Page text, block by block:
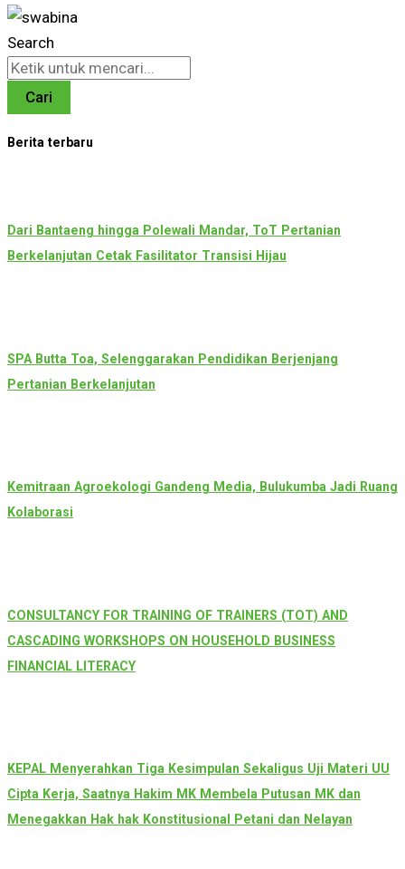
Search
Cari
Berita terbaru
Dari Bantaeng hingga Polewali Mandar, ToT Pertanian
Berkelanjutan Cetak Fasilitator Transisi Hijau
SPA Butta Toa, Selenggarakan Pendidikan Berjenjang
Pertanian Berkelanjutan
Kemitraan Agroekologi Gandeng Media, Bulukumba Jadi Ruang
Kolaborasi
CONSULTANCY FOR TRAINING OF TRAINERS (TOT) AND
CASCADING WORKSHOPS ON HOUSEHOLD BUSINESS
FINANCIAL LITERACY
KEPAL Menyerahkan Tiga Kesimpulan Sekaligus Uji Materi UU
Cipta Kerja, Saatnya Hakim MK Membela Putusan MK dan
Menegakkan Hak hak Konstitusional Petani dan Nelayan